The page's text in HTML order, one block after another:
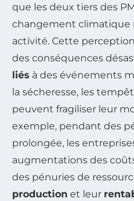
que les deux tiers des
changement climatique
activité. Cette
des conséquences
liés à des événements
la sécheresse, les
peuvent fragiliser leur
exemple, pendant des
prolongée, les
augmentations des
des pénuries de
production et leur